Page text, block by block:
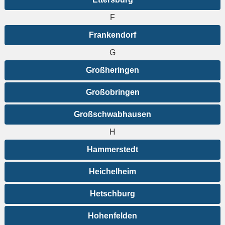
F
Frankendorf
G
Großheringen
Großobringen
Großschwabhausen
H
Hammerstedt
Heichelheim
Hetschburg
Hohenfelden